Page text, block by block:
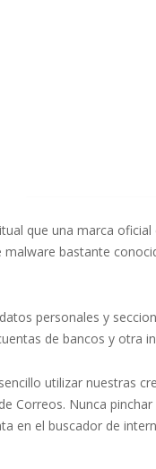
que una marca
bastante
personales y
de bancos y otra
utilizar nuestras
Correos. Nunca
en el buscador de